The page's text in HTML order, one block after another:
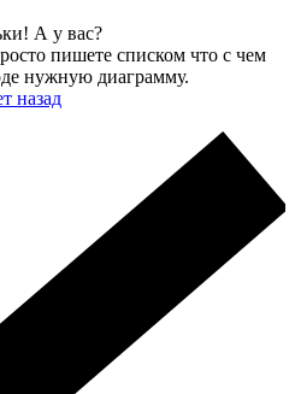
А у вас?
пишете списком что с чем
нужную диаграмму.
назад